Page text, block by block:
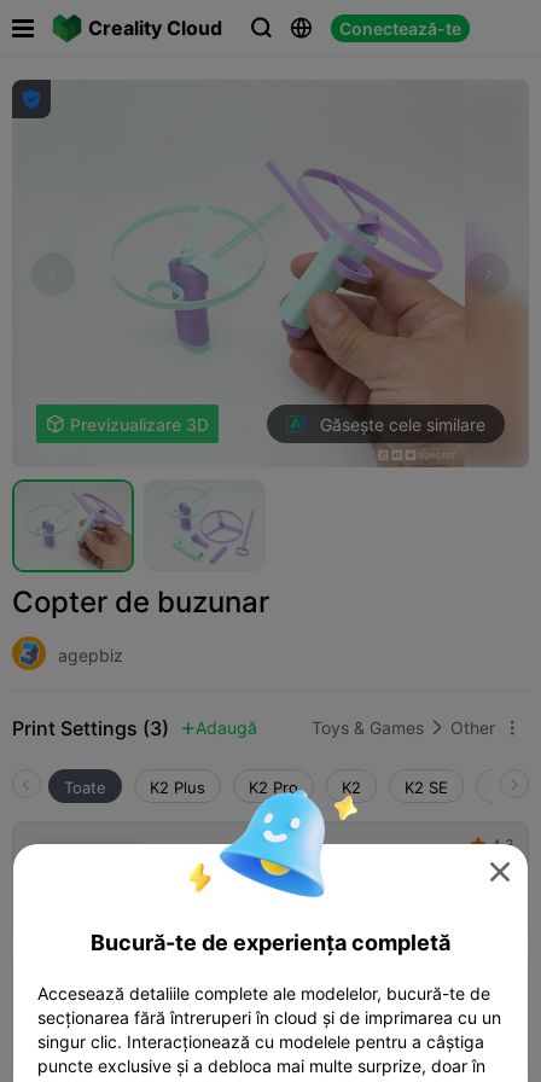
Creality Cloud   Conectează-te

 Previzualizare 3D Găsește cele similare
Copter de buzunar
agepbiz
Print Settings (3)  Adaugă Toys & Games  Other 
Toate K2 Plus K2 Pro K2 K2 SE
0.2mm layer, 2 walls, 15% infill
  1 plates
 4.3
0.2mm layer, 3 walls, 15% infill
 53m 31s  2 plates  27.15g

Bucură-te de experiența completă
Accesează detaliile complete ale modelelor, bucură-te de
secționarea fără întreruperi în cloud și de imprimarea cu un
singur clic. Interacționează cu modelele pentru a câștiga
puncte exclusive și a debloca mai multe surprize, doar în